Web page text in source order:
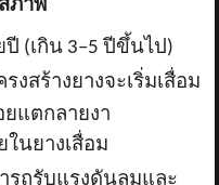
ภาพ
(เกิน 3–5 ปีขึ้นไป)
งสร้างยางจะเริ่มเสื่อม
ยแตกลายงา
ในยางเสื่อม
รถรับแรงดันลมและ